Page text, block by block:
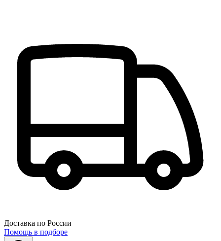
Доставка по России
Помощь в подборе